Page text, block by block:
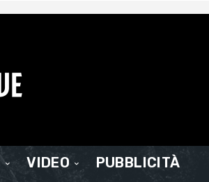
VIDEO
PUBBLICITÀ